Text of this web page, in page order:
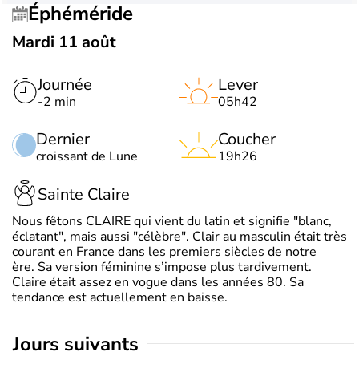
Éphéméride
Mardi 11 août
Journée
-2 min
Dernier
croissant de Lune
Lever
05h42
Coucher
19h26
Sainte Claire
Nous fêtons CLAIRE qui vient du latin et signifie "blanc,
éclatant", mais aussi "célèbre". Clair au masculin était très
courant en France dans les premiers siècles de notre
ère. Sa version féminine s’impose plus tardivement.
Claire était assez en vogue dans les années 80. Sa
tendance est actuellement en baisse.
jours suivants